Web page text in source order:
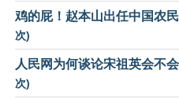
鸡的屁！赵本山出任中国农
次)
人民网为何谈论宋祖英会不
次)